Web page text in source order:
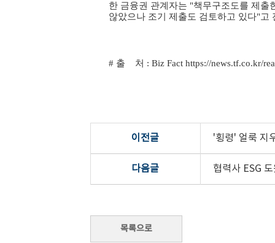
한 금융권 관계자는 "책무구조도를 제출
않았으나 조기 제출도 검토하고 있다"고
# 출 처 : Biz Fact https://news.tf.co.kr/
이전글 '횡령' 얼룩 지
다음글 협력사 ESG